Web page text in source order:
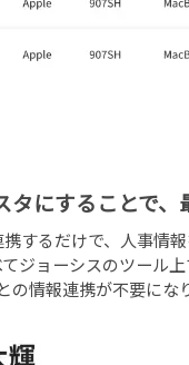
にすることで、
するだけで、人事情報
ジョーシスのツール上
情報連携が不要にな